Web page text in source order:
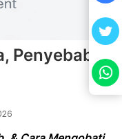
Penyebab,